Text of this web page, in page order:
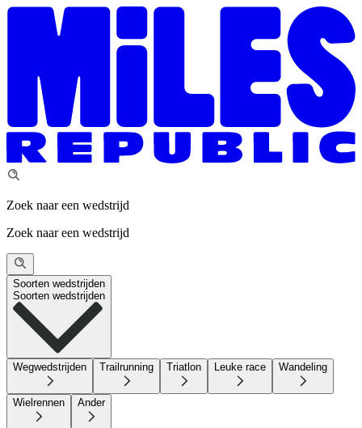
Zoek naar een wedstrijd
Zoek naar een wedstrijd
Soorten wedstrijden
Soorten wedstrijden
Wegwedstrijden Trailrunning Triatlon Leuke race Wandeling
Wielrennen Ander